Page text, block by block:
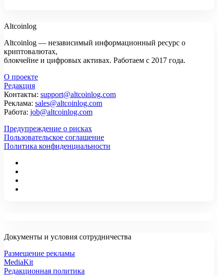
Altcoinlog
Altcoinlog — независимый информационный ресурс о
криптовалютах,
блокчейне и цифровых активах. Работаем с 2017 года.
О проекте
Редакция
Контакты: support@altcoinlog.com
Реклама: sales@altcoinlog.com
Работа: job@altcoinlog.com
Предупреждение о рисках
Пользовательское соглашение
Политика конфиденциальности
Документы и условия сотрудничества
Размещение рекламы
MediaKit
Редакционная политика